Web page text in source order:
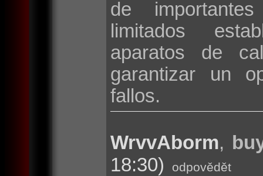
de
limitados
aparatos de
garantizar un
fallos.
WrvvAborm,
18:30)
odpovědět